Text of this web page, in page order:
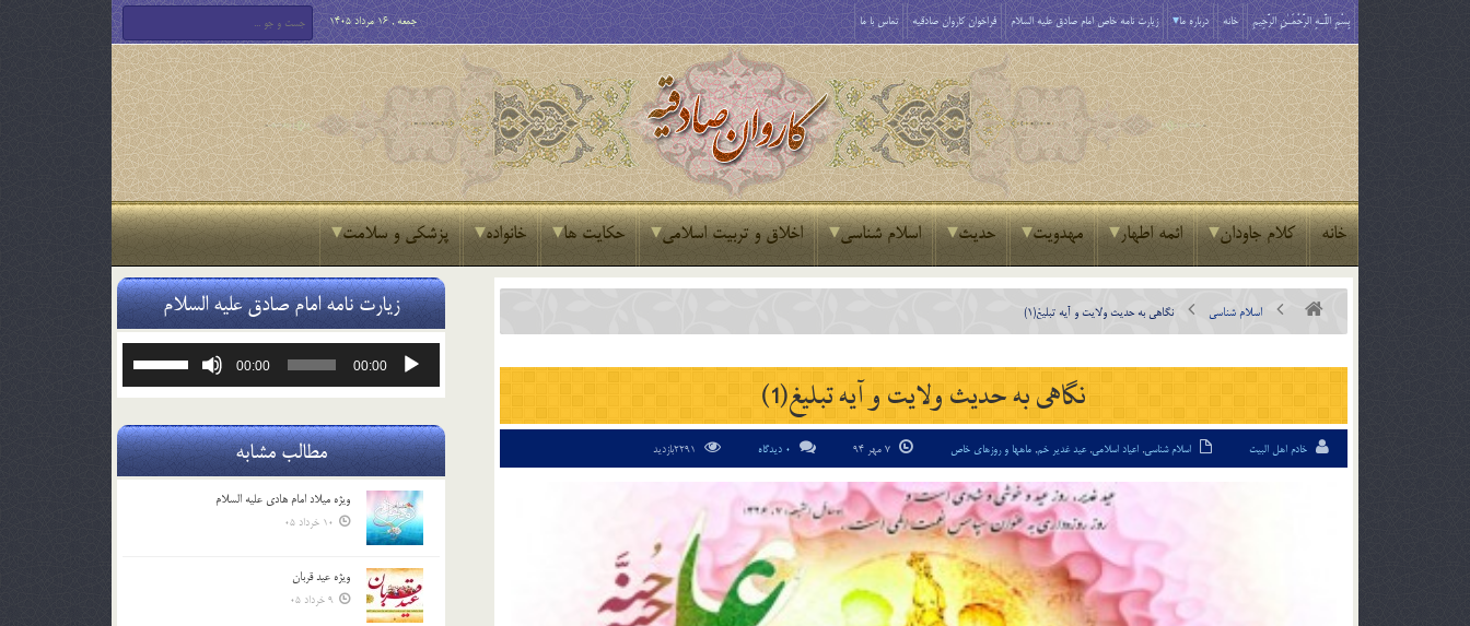
بِسْمِ اللَّـهِ الرَّحْمَـٰنِ الرَّحِيمِ خانه درباره ما زیارت نامه خاص امام صادق علیه السلام فراخوان کاروان صادقیه تماس با ما جمعه , 16 مرداد 1405
خانه کلام جاودان ائمه اطهار مهدویت حدیث اسلام شناسی اخلاق و تربیت اسلامی حکایت ها خانواده پزشکی و سلامت
اسلام شناسی نگاهی به حدیث ولایت و آیه تبلیغ(1)
نگاهی به حدیث ولایت و آیه تبلیغ(1)
خادم اهل البیت اسلام شناسی, اعیاد اسلامی,عید غدیر خم, ماهها و روزهای خاص 0 دیدگاه
زیارت نامه امام صادق علیه السلام
پخش‌کننده
00:00
00:00
یا
صدا
کلیدهای
مطالب مشابه
ویژه میلاد امام هادی علیه السلام
10 خرداد 05
ویژه عید قربان
9 خرداد 05